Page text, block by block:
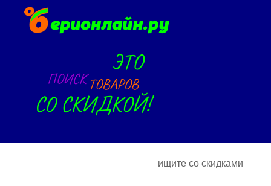
ищите со скидками